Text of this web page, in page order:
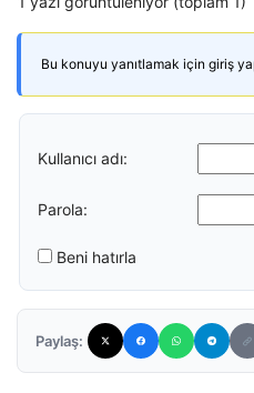
Bu konuyu yanıtlamak için giriş
Kullanıcı adı:
Parola:
Beni hatırla
Paylaş: